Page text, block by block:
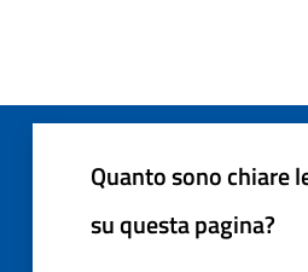
Quanto sono chiare
su questa pagina?